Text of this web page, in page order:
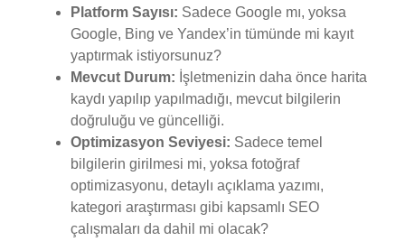
Platform Sayısı: Sadece Google mı, yoksa
Google, Bing ve Yandex’in tümünde mi kayıt
yaptırmak istiyorsunuz?
Mevcut Durum: İşletmenizin daha önce harita
kaydı yapılıp yapılmadığı, mevcut bilgilerin
doğruluğu ve güncelliği.
Optimizasyon Seviyesi: Sadece temel
bilgilerin girilmesi mi, yoksa fotoğraf
optimizasyonu, detaylı açıklama yazımı,
kategori araştırması gibi kapsamlı SEO
çalışmaları da dahil mi olacak?